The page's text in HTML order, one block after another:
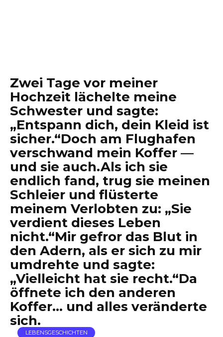
Zwei Tage vor meiner
Hochzeit lächelte meine
Schwester und sagte:
„Entspann dich, dein Kleid ist
sicher.“Doch am Flughafen
verschwand mein Koffer —
und sie auch.Als ich sie
endlich fand, trug sie meinen
Schleier und flüsterte
meinem Verlobten zu: „Sie
verdient dieses Leben
nicht.“Mir gefror das Blut in
den Adern, als er sich zu mir
umdrehte und sagte:
„Vielleicht hat sie recht.“Da
öffnete ich den anderen
Koffer… und alles veränderte
sich.
LEBENSGESCHICHTEN